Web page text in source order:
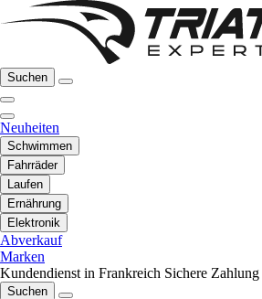
Suchen
Neuheiten
Schwimmen
Fahrräder
Laufen
Ernährung
Elektronik
Abverkauf
Marken
Kundendienst in Frankreich Sichere Zahlung
Suchen